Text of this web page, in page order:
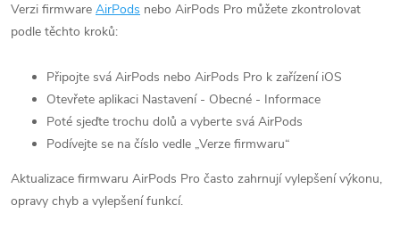
Verzi firmware AirPods‌ nebo AirPods Pro‌‌ můžete zkontrolovat
podle těchto kroků:
Připojte svá ‌AirPods‌ nebo ‌AirPods Pro‌ k zařízení iOS
Otevřete aplikaci Nastavení - Obecné - Informace
Poté sjeďte trochu dolů a vyberte svá AirPods
Podívejte se na číslo vedle „Verze firmwaru“
Aktualizace firmwaru AirPods Pro‌‌‌ často zahrnují vylepšení výkonu,
opravy chyb a vylepšení funkcí.